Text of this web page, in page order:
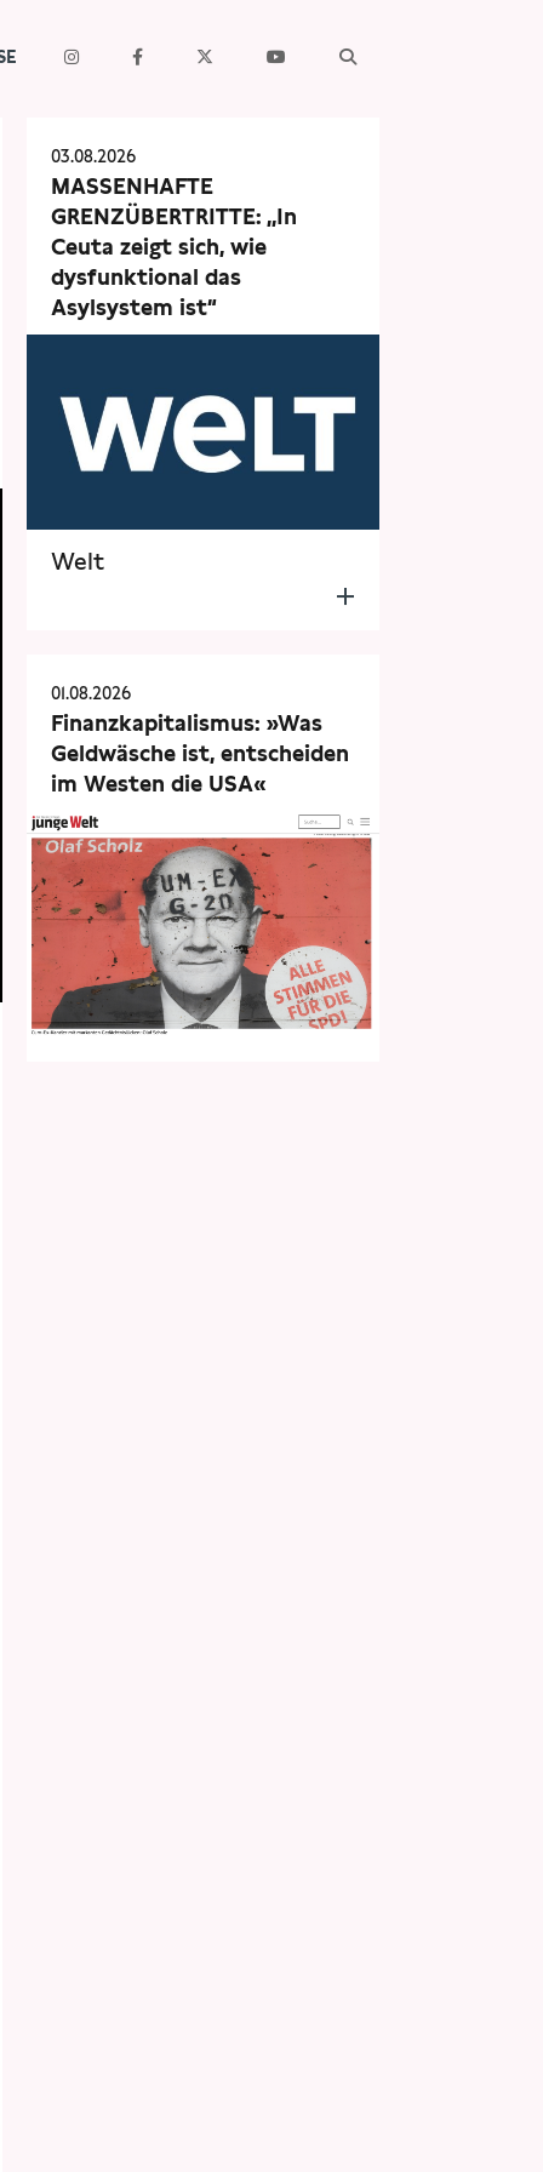
03.08.2026
MASSENHAFTE
GRENZÜBERTRITTE: „In
Ceuta zeigt sich, wie
dysfunktional das
Asylsystem ist“
Welt
01.08.2026
Finanzkapitalismus: »Was
Geldwäsche ist, entscheiden
im Westen die USA«